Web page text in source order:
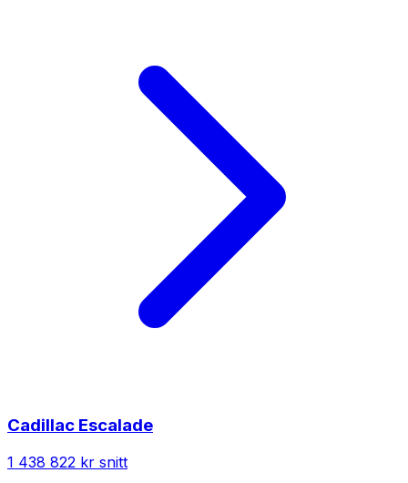
Cadillac Escalade
1 438 822 kr snitt